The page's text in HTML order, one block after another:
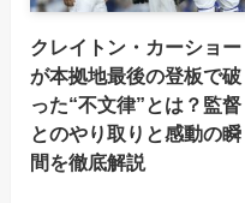
クレイトン・カーショー
が本拠地最後の登板で破
った“不文律”とは？監督
とのやり取りと感動の瞬
間を徹底解説